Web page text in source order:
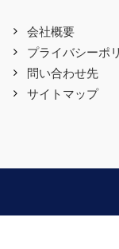
会社概要
プライバシーポ
問い合わせ先
サイトマップ